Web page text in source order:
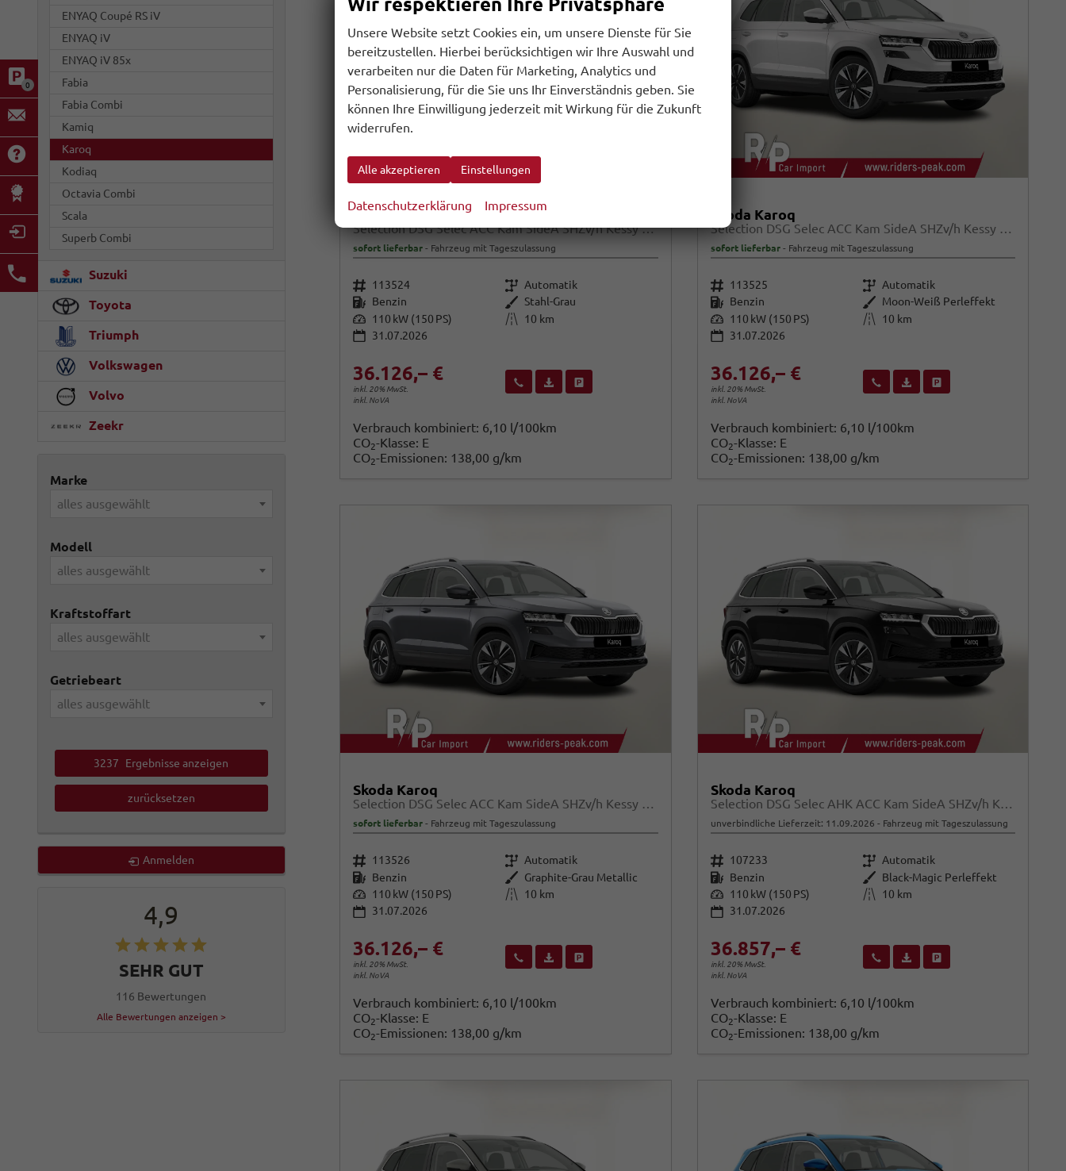
0
Skoda Karoq
Selection DSG Selec ACC Kam SideA SHZv/h Kessy SunS
sofort lieferbar Fahrzeug mit Tageszulassung
Fahrzeugnr. 113524 Getriebe Automatik
Kraftstoff Benzin Außenfarbe Stahl-Grau
Leistung 110 kW (150 PS) Kilometerstand 10 km
31.07.2026
36.126,– €
inkl. 20% MwSt.
inkl. NoVA
Wir rufen Sie anFahrzeugexposé (PDF)
Verbrauch kombiniert: 6,10 l/100km
CO2-Klasse: E
CO2-Emissionen: 138,00 g/km
Skoda Karoq
Selection DSG Selec ACC Kam SideA SHZv/h Kessy SunS
sofort lieferbar Fahrzeug mit Tageszulassung
Fahrzeugnr. 113525 Getriebe Automatik
Kraftstoff Benzin Außenfarbe Moon-Weiß Perleffekt
Leistung 110 kW (150 PS) Kilometerstand
10 km
31.07.2026
36.126,– €
inkl. 20% MwSt.
inkl. NoVA
Wir rufen Sie anFahrzeugexposé (PDF)
Fahrzeug parken
Verbrauch kombiniert: 6,10 l/100km
CO2-Klasse: E
CO2-Emissionen: 138,00 g/km
Skoda Karoq
Selection DSG Selec ACC Kam SideA SHZv/h Kessy SunS
sofort lieferbar Fahrzeug mit Tageszulassung
Fahrzeugnr. 113526 Getriebe Automatik
Kraftstoff Benzin Außenfarbe Graphite-Grau Metallic
Leistung 110 kW (150 PS) Kilometerstand 10 km
31.07.2026
36.126,– €
inkl. 20% MwSt.
inkl. NoVA
Wir rufen Sie anFahrzeugexposé (PDF)
Verbrauch kombiniert: 6,10 l/100km
CO2-Klasse: E
CO2-Emissionen: 138,00 g/km
Skoda Karoq
Selection DSG Selec AHK ACC Kam SideA SHZv/h Kessy
unverbindliche Lieferzeit: 11.09.2026 Fahrzeug mit Tageszulassung
Fahrzeugnr. 107233 Getriebe Automatik
Kraftstoff Benzin Außenfarbe Black-Magic Perleffekt
Leistung 110 kW (150 PS) Kilometerstand
10 km
31.07.2026
36.857,– €
inkl. 20% MwSt.
inkl. NoVA
Wir rufen Sie anFahrzeugexposé (PDF)
Fahrzeug parken
Verbrauch kombiniert: 6,10 l/100km
CO2-Klasse: E
CO2-Emissionen: 138,00 g/km
ENYAQ Coupé RS iV
ENYAQ iV
ENYAQ iV 85x
Fabia
Fabia Combi
Kamiq
Karoq
Kodiaq
Octavia Combi
Scala
Superb Combi
Suzuki
Toyota
Triumph
Volkswagen
Volvo
Zeekr
Marke
alles ausgewählt
Modell
alles ausgewählt
Kraftstoffart
alles ausgewählt
Getriebeart
alles ausgewählt
3237 Ergebnisse anzeigen
zurücksetzen
Anmelden
4,9
SEHR GUT
116 Bewertungen
Alle Bewertungen anzeigen >
Wir respektieren Ihre Privatsphäre
Unsere Website setzt Cookies ein, um unsere Dienste für Sie
bereitzustellen. Hierbei berücksichtigen wir Ihre Auswahl und
verarbeiten nur die Daten für Marketing, Analytics und
Personalisierung, für die Sie uns Ihr Einverständnis geben. Sie
können Ihre Einwilligung jederzeit mit Wirkung für die Zukunft
widerrufen.
Alle akzeptieren Einstellungen
Datenschutzerklärung Impressum